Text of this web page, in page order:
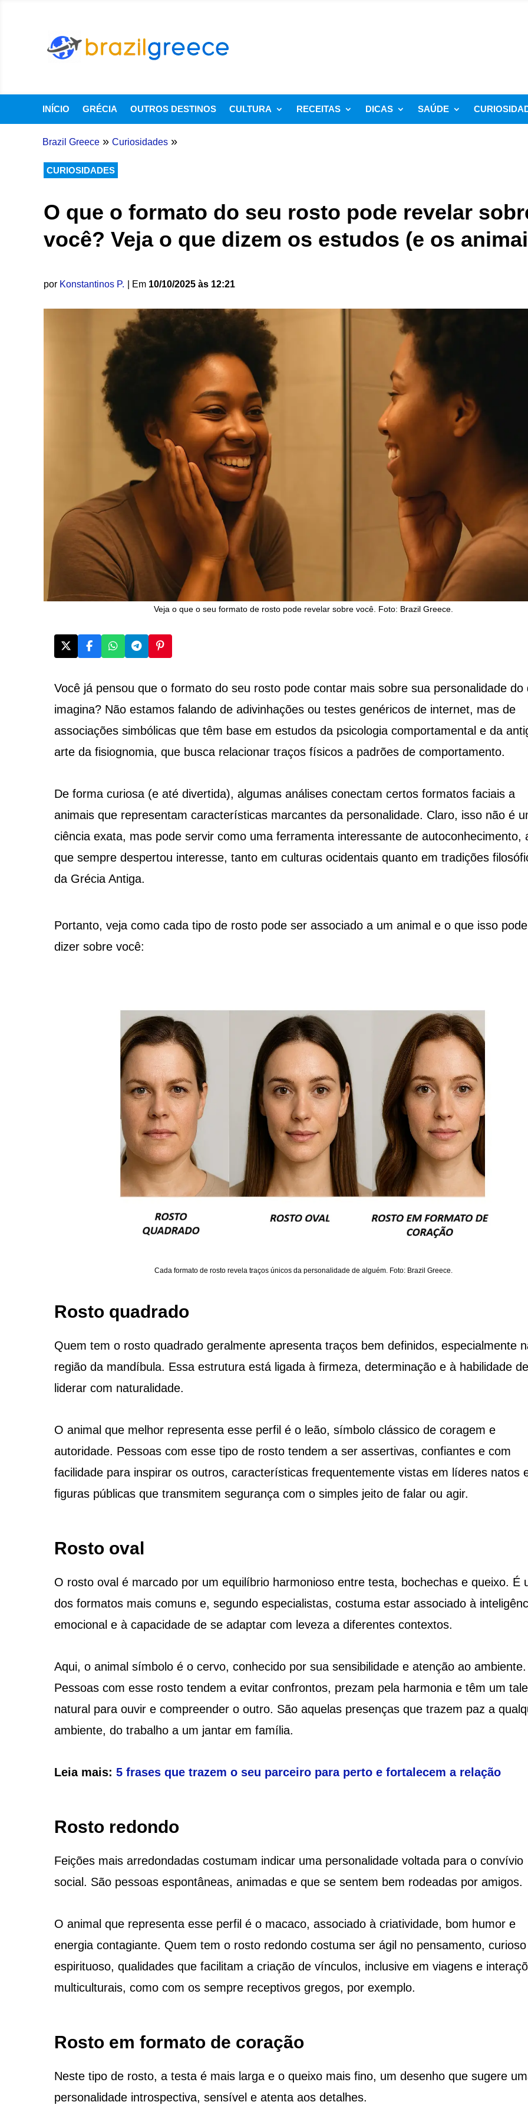
INÍCIO GRÉCIA OUTROS DESTINOS CULTURA RECEITAS DICAS SAÚDE
Brazil Greece » Curiosidades »
CURIOSIDADES
O que o formato do seu rosto pode revelar
você? Veja o que dizem os estudos (e os
por Konstantinos P. | Em 10/10/2025 às 12:21
Veja o que o seu formato de rosto pode revelar sobre você. Foto: Brazil Greece.
Você já pensou que o formato do seu rosto pode contar mais sobre sua personalidade do
imagina? Não estamos falando de adivinhações ou testes genéricos de internet, mas de
associações simbólicas que têm base em estudos da psicologia comportamental e da
arte da fisiognomia, que busca relacionar traços físicos a padrões de comportamento.
De forma curiosa (e até divertida), algumas análises conectam certos formatos faciais a
animais que representam características marcantes da personalidade. Claro, isso não é
ciência exata, mas pode servir como uma ferramenta interessante de autoconhecimento,
que sempre despertou interesse, tanto em culturas ocidentais quanto em tradições
da Grécia Antiga.
Portanto, veja como cada tipo de rosto pode ser associado a um animal e o que isso pode
dizer sobre você:
Cada formato de rosto revela traços únicos da personalidade de alguém. Foto: Brazil Greece.
Rosto quadrado
Quem tem o rosto quadrado geralmente apresenta traços bem definidos, especialmente
região da mandíbula. Essa estrutura está ligada à firmeza, determinação e à habilidade de
liderar com naturalidade.
O animal que melhor representa esse perfil é o leão, símbolo clássico de coragem e
autoridade. Pessoas com esse tipo de rosto tendem a ser assertivas, confiantes e com
facilidade para inspirar os outros, características frequentemente vistas em líderes natos
figuras públicas que transmitem segurança com o simples jeito de falar ou agir.
Rosto oval
O rosto oval é marcado por um equilíbrio harmonioso entre testa, bochechas e queixo. É
dos formatos mais comuns e, segundo especialistas, costuma estar associado à
emocional e à capacidade de se adaptar com leveza a diferentes contextos.
Aqui, o animal símbolo é o cervo, conhecido por sua sensibilidade e atenção ao ambiente.
Pessoas com esse rosto tendem a evitar confrontos, prezam pela harmonia e têm um
natural para ouvir e compreender o outro. São aquelas presenças que trazem paz a
ambiente, do trabalho a um jantar em família.
Leia mais: 5 frases que trazem o seu parceiro para perto e fortalecem a relação
Rosto redondo
Feições mais arredondadas costumam indicar uma personalidade voltada para o convívio
social. São pessoas espontâneas, animadas e que se sentem bem rodeadas por amigos.
O animal que representa esse perfil é o macaco, associado à criatividade, bom humor e
energia contagiante. Quem tem o rosto redondo costuma ser ágil no pensamento,
espirituoso, qualidades que facilitam a criação de vínculos, inclusive em viagens e
multiculturais, como com os sempre receptivos gregos, por exemplo.
Rosto em formato de coração
Neste tipo de rosto, a testa é mais larga e o queixo mais fino, um desenho que sugere
personalidade introspectiva, sensível e atenta aos detalhes.